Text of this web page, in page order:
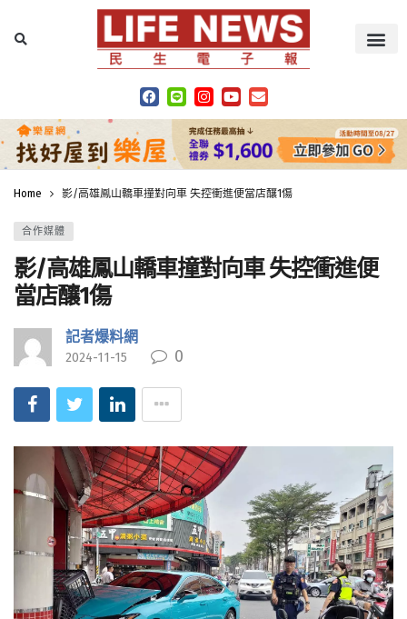
Home 影/高雄鳳山轎車撞對向車 失控衝進便當店釀1傷
合作媒體
影/高雄鳳山轎車撞對向車 失控衝進便
當店釀1傷
記者爆料網
2024-11-15 0